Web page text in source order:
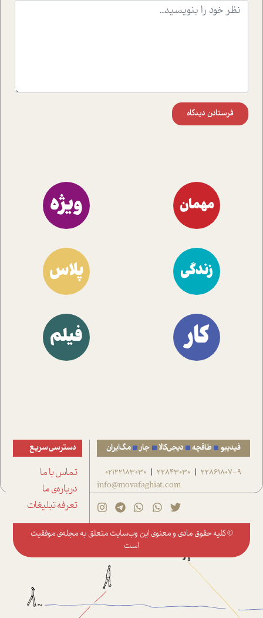
موثرترین راهکارهای استفاده از هوش مصنوعی در حوزه های
فرستادن دیدگاه
مهمان ویژه
زندگی پلاس
کار فیلم
فیدیبو طاقچه دیجی‌کالا جار مگ‌ایران
22861807-9
|
22843030
|
02122183030
info@movafaghiat.com
دسترسی سریع
تماس با ما
درباره‌ی ما
تعرفه تبلیغات
© کلیه حقوق مادی و معنوی این وب‌سایت متعلق به مجله‌ی موفقیت
است